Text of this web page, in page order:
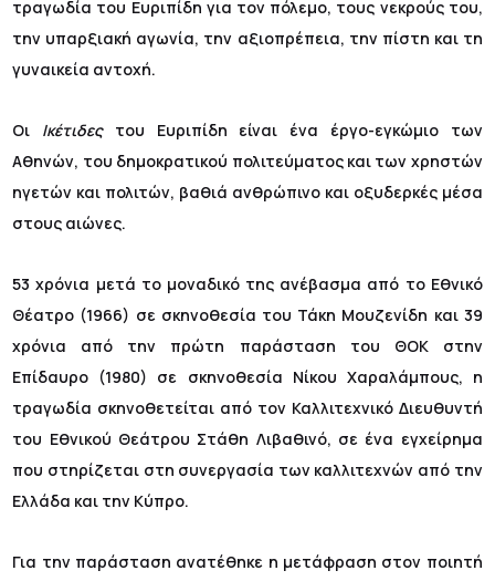
τραγωδία του Ευριπίδη για τον πόλεμο, τους νεκρούς του,
την υπαρξιακή αγωνία, την αξιοπρέπεια, την πίστη και τη
γυναικεία αντοχή.
Οι Ικέτιδεςτου Ευριπίδη είναι ένα έργο-εγκώμιο των
Αθηνών, του δημοκρατικού πολιτεύματος και των χρηστών
ηγετών και πολιτών, βαθιά ανθρώπινο και οξυδερκές μέσα
στους αιώνες.
53 χρόνια μετά το μοναδικό της ανέβασμα από το Εθνικό
Θέατρο (1966) σε σκηνοθεσία του Τάκη Μουζενίδη και 39
χρόνια από την πρώτη παράσταση του ΘΟΚ στην
Επίδαυρο (1980) σε σκηνοθεσία Νίκου Χαραλάμπους, η
τραγωδία σκηνοθετείται από τον Καλλιτεχνικό Διευθυντή
του Εθνικού Θεάτρου Στάθη Λιβαθινό, σε ένα εγχείρημα
που στηρίζεται στη συνεργασία των καλλιτεχνών από την
Ελλάδα και την Κύπρο.
Για την παράσταση ανατέθηκε η μετάφραση στον ποιητή